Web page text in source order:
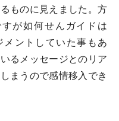
ものに見えました。方
が如何せんガイドは
メントしていた事もあ
るメッセージとのリア
まうので感情移入でき